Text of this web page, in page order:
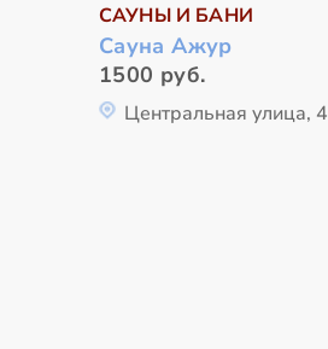
САУНЫ И БАНИ
Сауна Ажур
1500 руб.
Центральная улица, 4